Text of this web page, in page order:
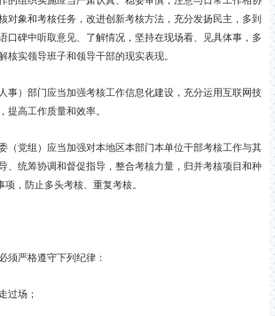
对象和考核任务，改进创新考核方法，充分发扬民主，多到
口碑中听取意见、了解情况，坚持在现场看、见具体事，多
核实领导班子和领导干部的现实表现。
部门应当加强考核工作信息化建设，充分运用互联网技
提高工作质量和效率。
组）应当加强对本地区本部门本单位干部考核工作与其
、统筹协调和督促指导，整合考核力量，归并考核项目和种
，防止多头考核、重复考核。
严格遵守下列纪律：
场；